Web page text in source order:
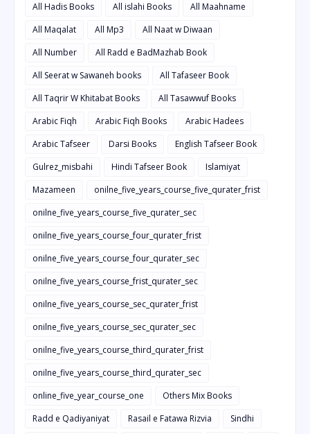
All Hadis Books
All islahi Books
All Maahname
All Maqalat
All Mp3
All Naat w Diwaan
All Number
All Radd e BadMazhab Book
All Seerat w Sawaneh books
All Tafaseer Book
All Taqrir W Khitabat Books
All Tasawwuf Books
Arabic Fiqh
Arabic Fiqh Books
Arabic Hadees
Arabic Tafseer
Darsi Books
English Tafseer Book
Gulrez_misbahi
Hindi Tafseer Book
Islamiyat
Mazameen
onilne_five_years_course_five_qurater_frist
onilne_five_years_course_five_qurater_sec
onilne_five_years_course_four_qurater_frist
onilne_five_years_course_four_qurater_sec
onilne_five_years_course_frist_qurater_sec
onilne_five_years_course_sec_qurater_frist
onilne_five_years_course_sec_qurater_sec
onilne_five_years_course_third_qurater_frist
onilne_five_years_course_third_qurater_sec
online_five_year_course_one
Others Mix Books
Radd e Qadiyaniyat
Rasail e Fatawa Rizvia
Sindhi